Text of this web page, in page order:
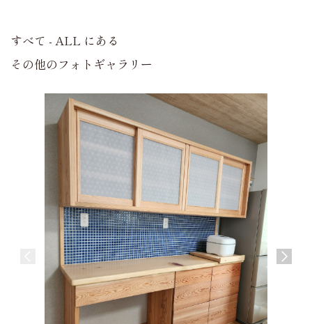
すべて - ALL にある
その他のフォトギャラリー